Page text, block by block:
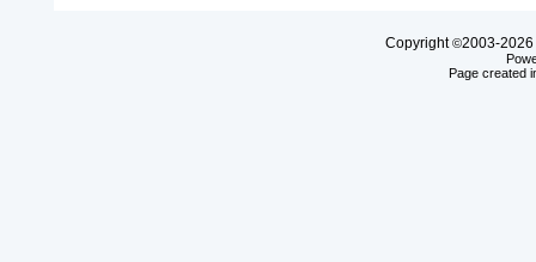
Copyright©2003-2026
Page created